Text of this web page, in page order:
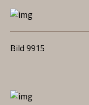
Bild 9915